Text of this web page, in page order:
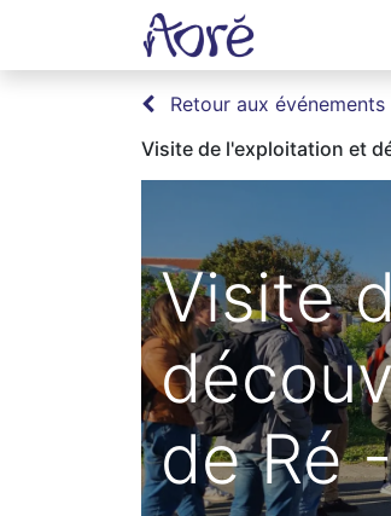
Retour aux événements
Visite de l'exploitation et
Visite
de Ré